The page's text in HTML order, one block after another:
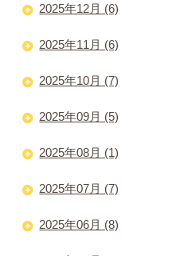
2025年12月 (6)
2025年11月 (6)
2025年10月 (7)
2025年09月 (5)
2025年08月 (1)
2025年07月 (7)
2025年06月 (8)